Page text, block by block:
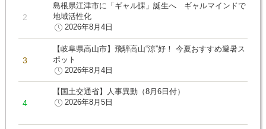
島根県江津市に「ギャル課」誕生へ ギャルマインドで
地域活性化
2026年8月4日
【岐阜県高山市】飛騨高山“涼”好！ 今夏おすすめ避暑ス
ポット
2026年8月4日
【国土交通省】人事異動（8月6日付）
2026年8月5日